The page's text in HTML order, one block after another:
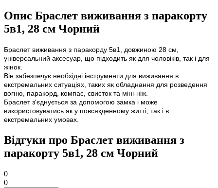
Опис Браслет виживання з паракорту
5в1, 28 см Чорний
Браслет виживання з паракорду 5в1, довжиною 28 см,
універсальний аксесуар, що підходить як для чоловіків, так і для
жінок.
Він забезпечує необхідні інструменти для виживання в
екстремальних ситуаціях, таких як обладнання для розведення
вогню, паракорд, компас, свисток та міні-ніж.
Браслет з'єднується за допомогою замка і може
використовуватись як у повсякденному житті, так і в
екстремальних умовах.
Відгуки про Браслет виживання з
паракорту 5в1, 28 см Чорний
0
0